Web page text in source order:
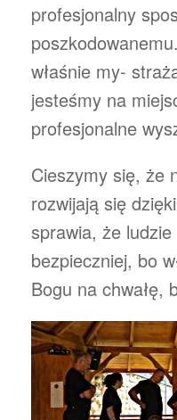
profesjonalny
właśnie my-
jesteśmy na
profesjonalne
Cieszymy się, że
rozwijają się
sprawia, że
bezpieczniej, bo
Bogu na chwałę,